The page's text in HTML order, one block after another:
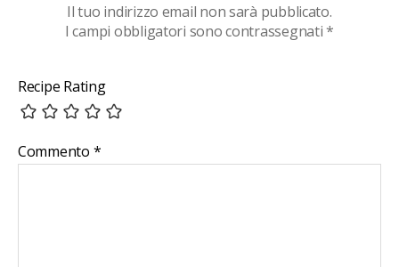
Il tuo indirizzo email non sarà pubblicato.
I campi obbligatori sono contrassegnati*
Recipe Rating
Commento *